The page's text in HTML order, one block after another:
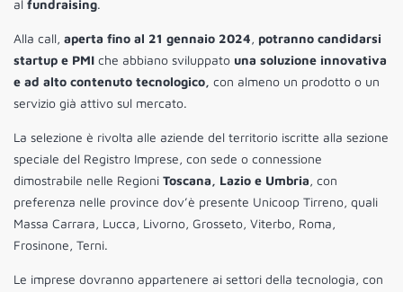
al fundraising.
Alla call, aperta fino al 21 gennaio 2024, potranno candidarsi
startup e PMI che abbiano sviluppato una soluzione innovativa
e ad alto contenuto tecnologico, con almeno un prodotto o un
servizio già attivo sul mercato.
La selezione è rivolta alle aziende del territorio iscritte alla sezione
speciale del Registro Imprese, con sede o connessione
dimostrabile nelle Regioni Toscana, Lazio e Umbria, con
preferenza nelle province dov’è presente Unicoop Tirreno, quali
Massa Carrara, Lucca, Livorno, Grosseto, Viterbo, Roma,
Frosinone, Terni.
Le imprese dovranno appartenere ai settori della tecnologia, con